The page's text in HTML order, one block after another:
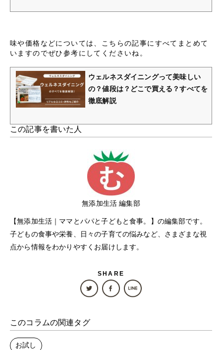
味や価格などについては、こちらの記事にすべてまとめて
いますのでぜひ参考にしてくださいね。
ウェルネスダイニングって美味しい
の？値段は？どこで買える？すべてを
徹底解説
この記事を書いた人
無添加生活 編集部
【無添加生活｜ママとパパと子どもと食事。】の編集部です。
子どもの食事や栄養、日々の子育ての悩みなど、さまざまな視
点から情報をわかりやすくお届けします。
SHARE
このコラムの関連タグ
お試し